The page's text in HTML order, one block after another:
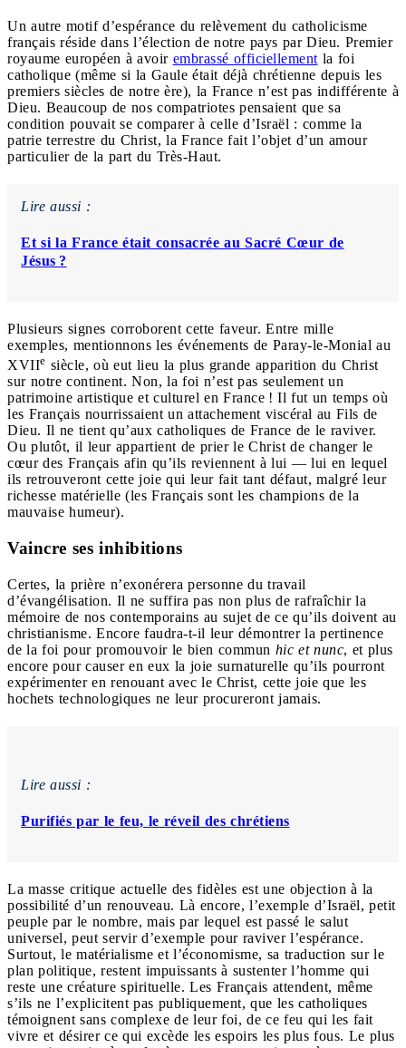
Un autre motif d’espérance du relèvement du catholicisme
français réside dans l’élection de notre pays par Dieu. Premier
royaume européen à avoir embrassé officiellement la foi
catholique (même si la Gaule était déjà chrétienne depuis les
premiers siècles de notre ère), la France n’est pas indifférente à
Dieu. Beaucoup de nos compatriotes pensaient que sa
condition pouvait se comparer à celle d’Israël : comme la
patrie terrestre du Christ, la France fait l’objet d’un amour
particulier de la part du Très-Haut.
Lire aussi :
Et si la France était consacrée au Sacré Cœur de
Jésus ?
Plusieurs signes corroborent cette faveur. Entre mille
exemples, mentionnons les événements de Paray-le-Monial au
XVIIe siècle, où eut lieu la plus grande apparition du Christ
sur notre continent. Non, la foi n’est pas seulement un
patrimoine artistique et culturel en France ! Il fut un temps où
les Français nourrissaient un attachement viscéral au Fils de
Dieu. Il ne tient qu’aux catholiques de France de le raviver.
Ou plutôt, il leur appartient de prier le Christ de changer le
cœur des Français afin qu’ils reviennent à lui — lui en lequel
ils retrouveront cette joie qui leur fait tant défaut, malgré leur
richesse matérielle (les Français sont les champions de la
mauvaise humeur).
Vaincre ses inhibitions
Certes, la prière n’exonérera personne du travail
d’évangélisation. Il ne suffira pas non plus de rafraîchir la
mémoire de nos contemporains au sujet de ce qu’ils doivent au
christianisme. Encore faudra-t-il leur démontrer la pertinence
de la foi pour promouvoir le bien commun hic et nunc, et plus
encore pour causer en eux la joie surnaturelle qu’ils pourront
expérimenter en renouant avec le Christ, cette joie que les
hochets technologiques ne leur procureront jamais.
Lire aussi :
Purifiés par le feu, le réveil des chrétiens
La masse critique actuelle des fidèles est une objection à la
possibilité d’un renouveau. Là encore, l’exemple d’Israël, petit
peuple par le nombre, mais par lequel est passé le salut
universel, peut servir d’exemple pour raviver l’espérance.
Surtout, le matérialisme et l’économisme, sa traduction sur le
plan politique, restent impuissants à sustenter l’homme qui
reste une créature spirituelle. Les Français attendent, même
s’ils ne l’explicitent pas publiquement, que les catholiques
témoignent sans complexe de leur foi, de ce feu qui les fait
vivre et désirer ce qui excède les espoirs les plus fous. Le plus